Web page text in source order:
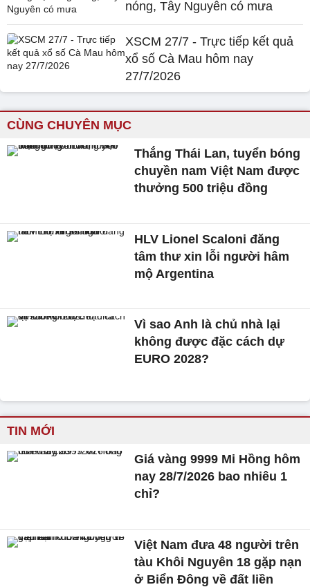
nóng, Tây Nguyên có mưa
XSCM 27/7 - Trực tiếp kết quả
xổ số Cà Mau hôm nay
27/7/2026
CÙNG CHUYÊN MỤC
Thắng Thái Lan, tuyển bóng
chuyền nam Việt Nam được
thưởng 500 triệu đồng
HLV Lionel Scaloni đăng
tâm thư xin lỗi người hâm
mộ Argentina
Vì sao Anh là chủ nhà lại
không được đặc cách dự
EURO 2028?
TIN MỚI
Giá vàng 9999 Mi Hồng hôm
nay 28/7/2026 bao nhiêu 1
chỉ?
Việt Nam đưa 48 người trên
tàu Khôi Nguyên 18 gặp nạn
ở Biển Đông về đất liền